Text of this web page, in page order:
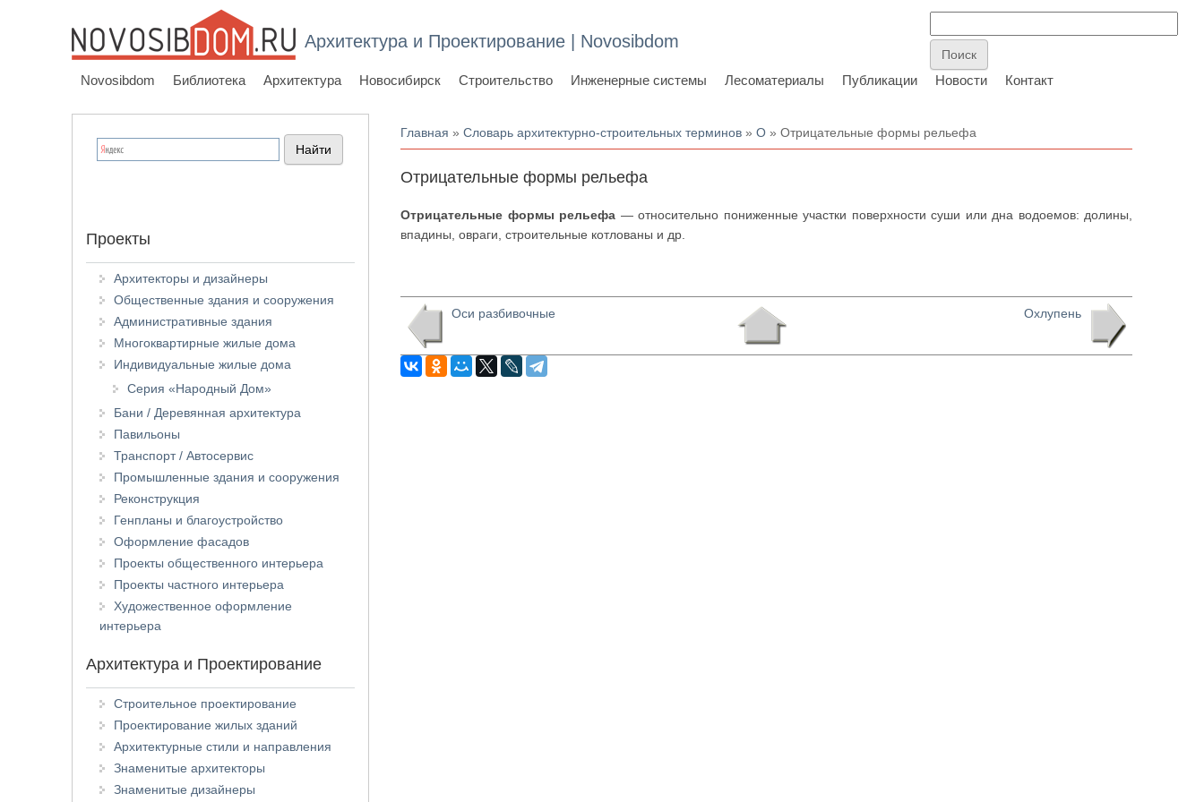
Архитектура и Проектирование | Novosibdom
Novosibdom Библиотека Архитектура Новосибирск Строительство Инженерные системы Лесоматериалы Публикации Новости Контакт
Вы здесь
Главная »Словарь архитектурно-строительных терминов »О » Отрицательные формы рельефа
Отрицательные формы рельефа
Отрицательные формы рельефа — относительно пониженные участки поверхности суши или дна водоемов: долины,
впадины, овраги, строительные котлованы и др.
Оси разбивочные Охлупень
Проекты
Архитекторы и дизайнеры
Общественные здания и сооружения
Административные здания
Многоквартирные жилые дома
Индивидуальные жилые дома
Серия «Народный Дом»
Бани / Деревянная архитектура
Павильоны
Транспорт / Автосервис
Промышленные здания и сооружения
Реконструкция
Генпланы и благоустройство
Оформление фасадов
Проекты общественного интерьера
Проекты частного интерьера
Художественное оформление
интерьера
Архитектура и Проектирование
Строительное проектирование
Проектирование жилых зданий
Архитектурные стили и направления
Знаменитые архитекторы
Знаменитые дизайнеры